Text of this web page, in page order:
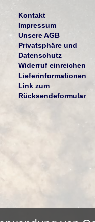
Kontakt
Impressum
Unsere AGB
Privatsphäre und
Datenschutz
Widerruf einreichen
Lieferinformationen
Link zum
Rücksendeformular